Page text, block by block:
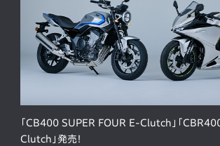
「CB400 SUPER FOUR E-Clutch」「
Clutch」発売！